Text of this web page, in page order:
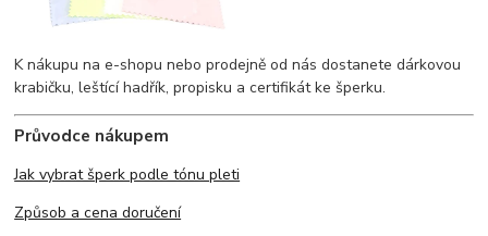
K nákupu na e-shopu nebo prodejně od nás dostanete dárkovou
krabičku, leštící hadřík, propisku a certifikát ke šperku.
Průvodce nákupem
Jak vybrat šperk podle tónu pleti
Způsob a cena doručení